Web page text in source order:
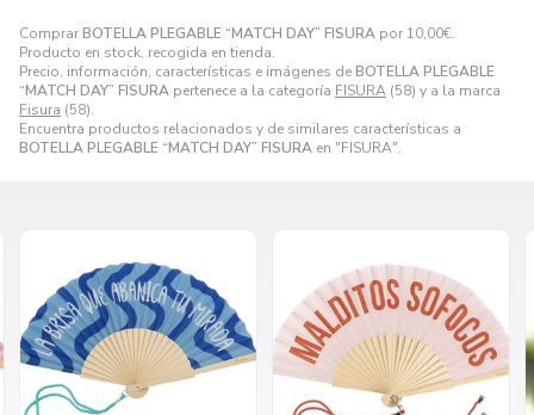
Comprar BOTELLA PLEGABLE “MATCH DAY” FISURA por 10,00€.
Producto en stock, recogida en tienda.
Precio, información, características e imágenes de BOTELLA PLEGABLE
“MATCH DAY” FISURA pertenece a la categoría FISURA (58) y a la marca
Fisura (58).
Encuentra productos relacionados y de similares características a
BOTELLA PLEGABLE “MATCH DAY” FISURA en "FISURA".